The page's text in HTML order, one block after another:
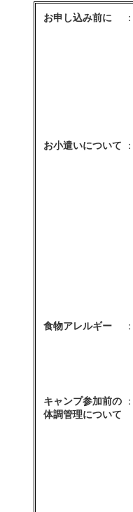
お申し込み前に ：
お小遣いについて ：
食物アレルギー ：
キャンプ参加前の
体調管理について
：